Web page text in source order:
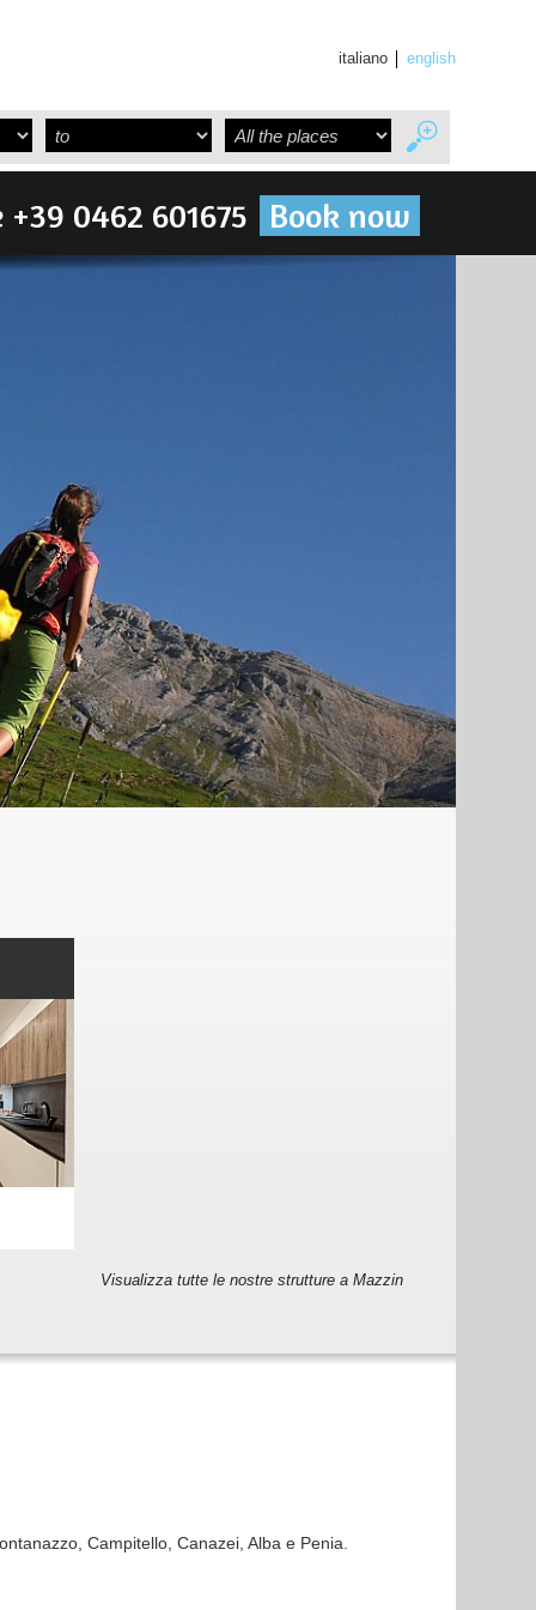
english
italiano
+39 0462 601675 Book now
Visualizza tutte le nostre strutture a Mazzin
Campitello, Canazei, Alba e Penia.